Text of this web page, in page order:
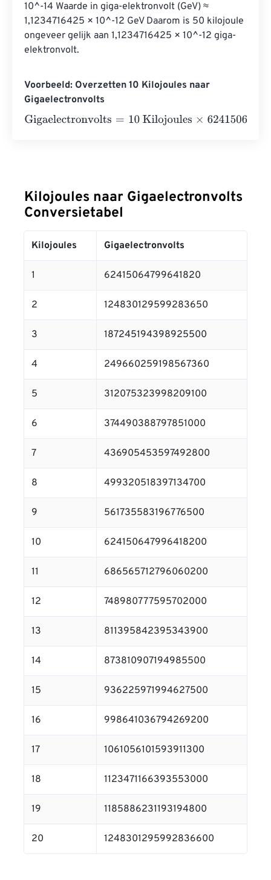
10^-14 Waarde in giga-elektronvolt (GeV) ≈
1,1234716425 × 10^-12 GeV Daarom is 50 kilojoule
ongeveer gelijk aan 1,1234716425 × 10^-12 giga-
elektronvolt.
Voorbeeld: Overzetten 10 Kilojoules naar
Gigaelectronvolts
Gigaelectronvolts=10 Kilojoules×62415064799641832
Kilojoules naar Gigaelectronvolts
Conversietabel
Kilojoules Gigaelectronvolts
1 62415064799641820
2 124830129599283650
3 187245194398925500
4 249660259198567360
5 312075323998209100
6 374490388797851000
7 436905453597492800
8 499320518397134700
9 561735583196776500
10 624150647996418200
11 686565712796060200
12 748980777595702000
13 811395842395343900
14 873810907194985500
15 936225971994627500
16 998641036794269200
17 1061056101593911300
18 1123471166393553000
19 1185886231193194800
20 1248301295992836600